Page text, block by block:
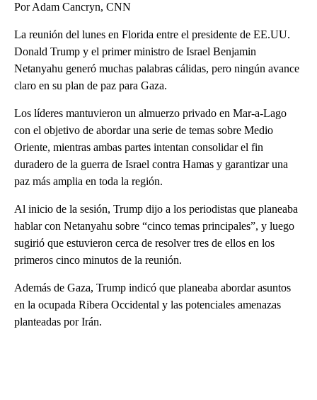
Por Adam Cancryn, CNN
La reunión del lunes en Florida entre el presidente de EE.UU.
Donald Trump y el primer ministro de Israel Benjamin
Netanyahu generó muchas palabras cálidas, pero ningún avance
claro en su plan de paz para Gaza.
Los líderes mantuvieron un almuerzo privado en Mar-a-Lago
con el objetivo de abordar una serie de temas sobre Medio
Oriente, mientras ambas partes intentan consolidar el fin
duradero de la guerra de Israel contra Hamas y garantizar una
paz más amplia en toda la región.
Al inicio de la sesión, Trump dijo a los periodistas que planeaba
hablar con Netanyahu sobre “cinco temas principales”, y luego
sugirió que estuvieron cerca de resolver tres de ellos en los
primeros cinco minutos de la reunión.
Además de Gaza, Trump indicó que planeaba abordar asuntos
en la ocupada Ribera Occidental y las potenciales amenazas
planteadas por Irán.